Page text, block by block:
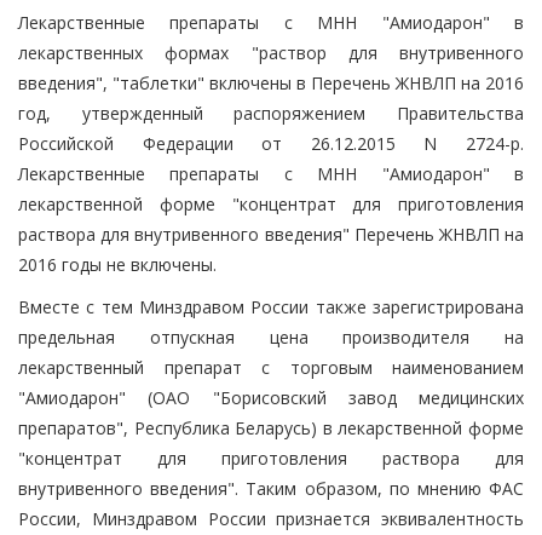
Лекарственные препараты с МНН "Амиодарон" в
лекарственных формах "раствор для внутривенного
введения", "таблетки" включены в Перечень ЖНВЛП на 2016
год, утвержденный распоряжением Правительства
Российской Федерации от 26.12.2015 N 2724-р.
Лекарственные препараты с МНН "Амиодарон" в
лекарственной форме "концентрат для приготовления
раствора для внутривенного введения" Перечень ЖНВЛП на
2016 годы не включены.
Вместе с тем Минздравом России также зарегистрирована
предельная отпускная цена производителя на
лекарственный препарат с торговым наименованием
"Амиодарон" (ОАО "Борисовский завод медицинских
препаратов", Республика Беларусь) в лекарственной форме
"концентрат для приготовления раствора для
внутривенного введения". Таким образом, по мнению ФАС
России, Минздравом России признается эквивалентность